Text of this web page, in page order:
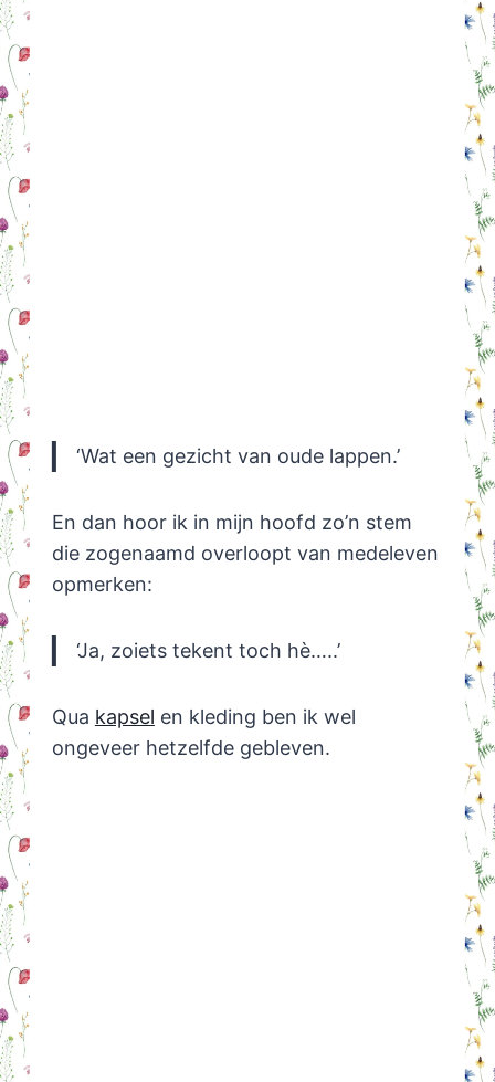
‘Wat een gezicht van oude lappen.’
En dan hoor ik in mijn hoofd zo’n stem
die zogenaamd overloopt van medeleven
opmerken:
‘Ja, zoiets tekent toch hè…..’
Qua kapsel en kleding ben ik wel
ongeveer hetzelfde gebleven.